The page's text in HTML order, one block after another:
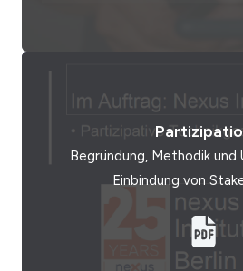
Begründung, Methodik
Einbindung von